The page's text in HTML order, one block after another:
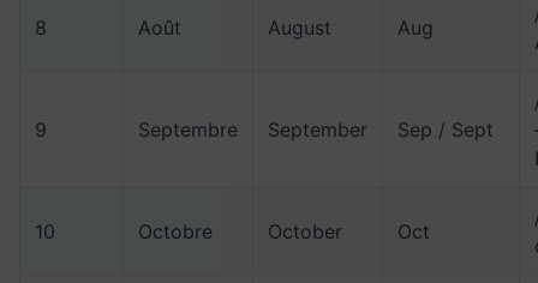
8 Août August Aug
9 Septembre September Sep / Sept
10 Octobre October Oct